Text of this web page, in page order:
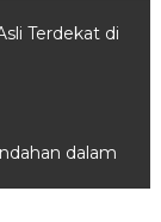
Terdekat di
dalam